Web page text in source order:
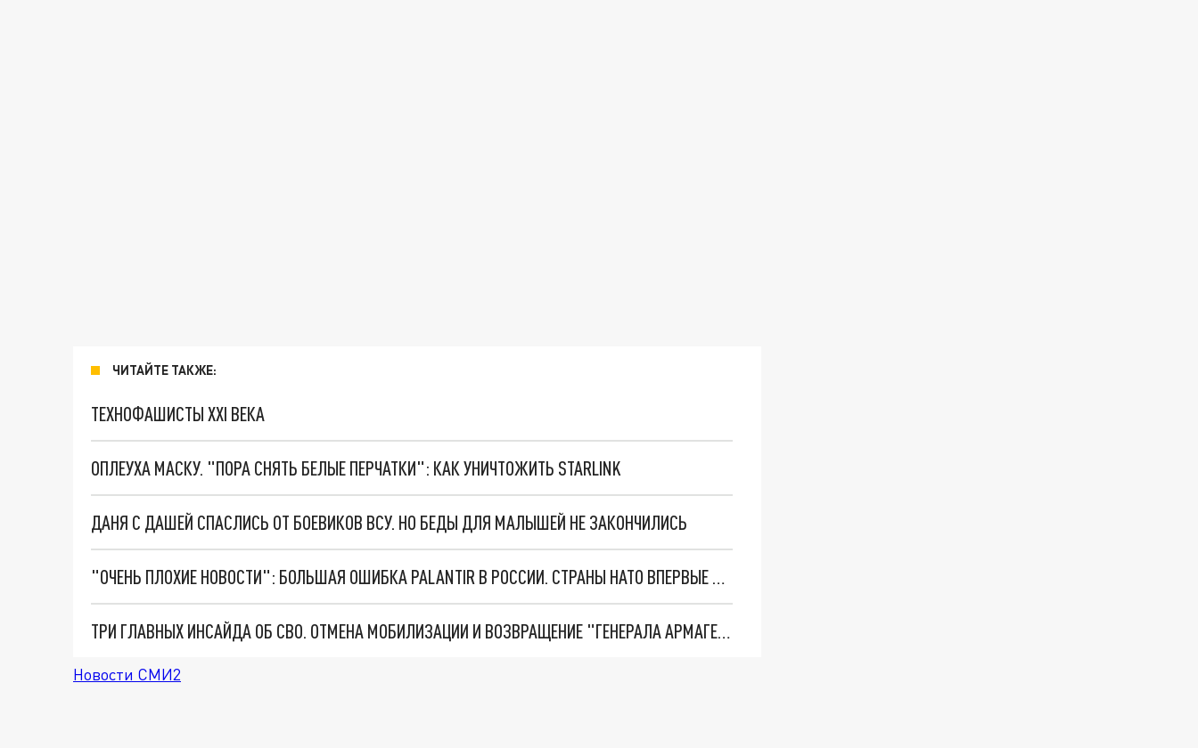
ЧИТАЙТЕ ТАКЖЕ:
ТЕХНОФАШИСТЫ XXI ВЕКА
ОПЛЕУХА МАСКУ. "ПОРА СНЯТЬ БЕЛЫЕ ПЕРЧАТКИ": КАК УНИЧТОЖИТЬ STARLINK
ДАНЯ С ДАШЕЙ СПАСЛИСЬ ОТ БОЕВИКОВ ВСУ. НО БЕДЫ ДЛЯ МАЛЫШЕЙ НЕ ЗАКОНЧИЛИСЬ
"ОЧЕНЬ ПЛОХИЕ НОВОСТИ": БОЛЬШАЯ ОШИБКА PALANTIR В РОССИИ. СТРАНЫ НАТО ВПЕРВЫЕ ЗА СВО ОСТАНОВИЛИ ПОСТАВКИ ОРУЖИЯ. ВСУ ТЕРЯЮТ ПРИГРАНИЧЬЕ?
ТРИ ГЛАВНЫХ ИНСАЙДА ОБ СВО. ОТМЕНА МОБИЛИЗАЦИИ И ВОЗВРАЩЕНИЕ "ГЕНЕРАЛА АРМАГЕДДОНА"? ОТЛИЧНЫЕ НОВОСТИ, КОТОРЫЕ ЖДАЛИ ВСЕ
Новости СМИ2